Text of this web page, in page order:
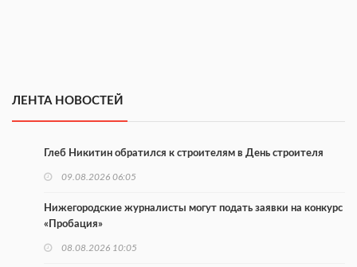
ЛЕНТА НОВОСТЕЙ
Глеб Никитин обратился к строителям в День строителя
09.08.2026 06:05
Нижегородские журналисты могут подать заявки на конкурс
«Пробация»
08.08.2026 10:05